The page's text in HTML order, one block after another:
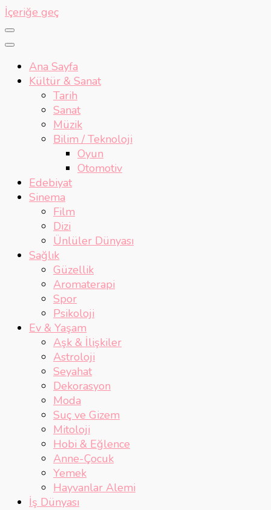
İçeriğe geç
Ana Sayfa
Kültür & Sanat
Tarih
Sanat
Müzik
Bilim / Teknoloji
Oyun
Otomotiv
Edebiyat
Sinema
Film
Dizi
Ünlüler Dünyası
Sağlık
Güzellik
Aromaterapi
Spor
Psikoloji
Ev & Yaşam
Aşk & İlişkiler
Astroloji
Seyahat
Dekorasyon
Moda
Suç ve Gizem
Mitoloji
Hobi & Eğlence
Anne-Çocuk
Yemek
Hayvanlar Alemi
İş Dünyası